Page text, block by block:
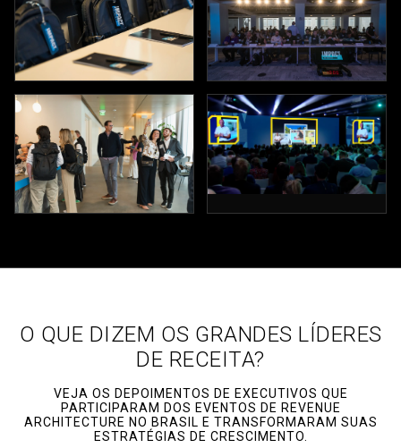
O QUE DIZEM OS GRANDES LÍDERES
DE RECEITA?
VEJA OS DEPOIMENTOS DE EXECUTIVOS QUE
PARTICIPARAM DOS EVENTOS DE REVENUE
ARCHITECTURE NO BRASIL E TRANSFORMARAM SUAS
ESTRATÉGIAS DE CRESCIMENTO.